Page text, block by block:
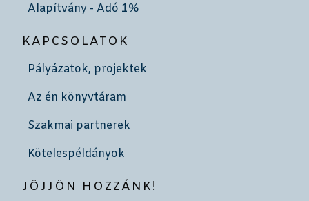
Alapítvány - Adó 1%
KAPCSOLATOK
Pályázatok, projektek
Az én könyvtáram
Szakmai partnerek
Kötelespéldányok
JÖJJÖN HOZZÁNK!